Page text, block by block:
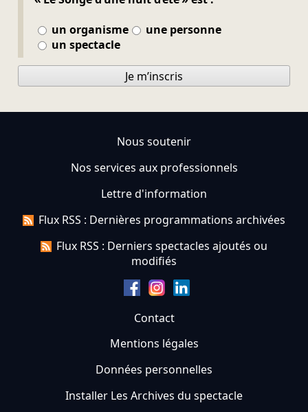
un organisme
une personne
un spectacle
Je m’inscris
Nous soutenir
Nos services aux professionnels
Lettre d'information
Flux RSS : Dernières programmations archivées
Flux RSS : Derniers spectacles ajoutés ou
modifiés
Contact
Mentions légales
Données personnelles
Installer Les Archives du spectacle